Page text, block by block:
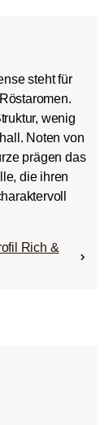
steht für
wenig
Noten von
prägen das
die ihren
Rich &